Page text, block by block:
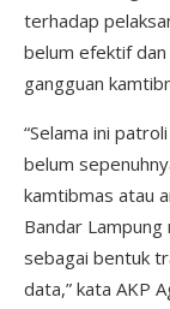
terhadap
belum efektif
gangguan
“Selama ini
belum
kamtibmas atau
Bandar Lampung
sebagai bentuk
data,” kata AKP